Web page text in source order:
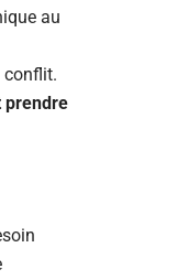
au
conflit.
prendre